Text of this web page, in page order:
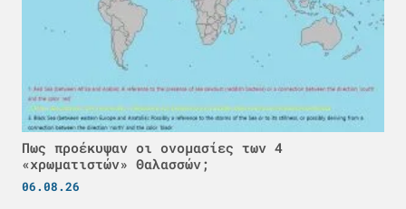
Πως προέκυψαν οι ονομασίες των 4
«χρωματιστών» Θαλασσών;
06.08.26